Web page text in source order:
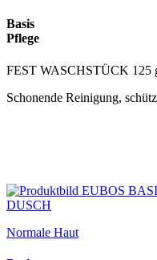
Basis
Pflege
FEST WASCHSTÜCK 125
Schonende Reinigung,
Normale Haut